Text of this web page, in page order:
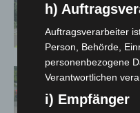
Brand im
Region
Kreuz
h)
Auftragsverarbeiter
Person, Behörde,
personenbezogene
Verantwortlichen
i) Empfänger